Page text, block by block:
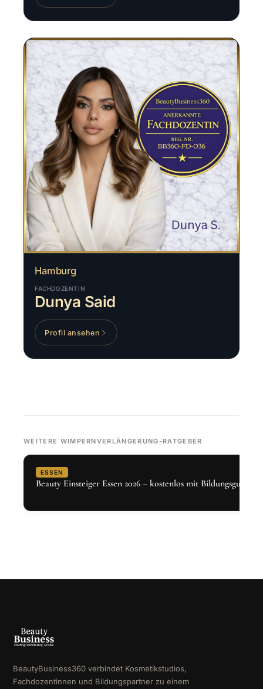
Hamburg
FACHDOZENTIN
Dunya Said
Profil ansehen
WEITERE WIMPERNVERLÄNGERUNG-RATGEBER
ESSEN
Beauty Einsteiger Essen 2026 – kostenlos mit
BeautyBusiness360 verbindet Kosmetikstudios,
Fachdozentinnen und Bildungspartner zu einem